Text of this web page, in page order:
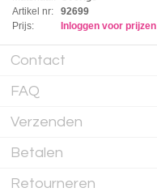
Artikel nr:
92699
Prijs:
Inloggen voor prijzen
Contact
FAQ
Verzenden
Betalen
Retourneren